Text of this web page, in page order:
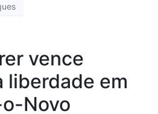
vence
liberdade em
Novo